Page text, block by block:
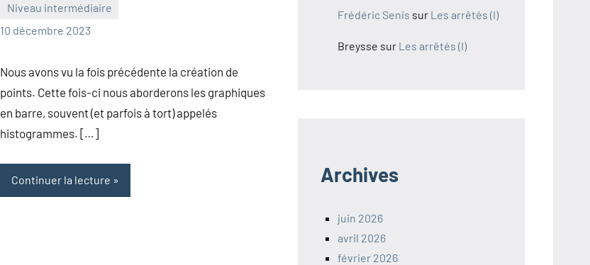
Niveau intermédiaire
10 décembre 2023
Frédéric
Senis
Aucun
commentaire
Nous avons vu la fois précédente la création de
points. Cette fois-ci nous aborderons les graphiques
en barre, souvent (et parfois à tort) appelés
histogrammes. […]
Continuer la lecture
Frédéric Senis sur Les arrêtés (I)
Breysse sur Les arrêtés (I)
Archives
juin 2026
avril 2026
février 2026